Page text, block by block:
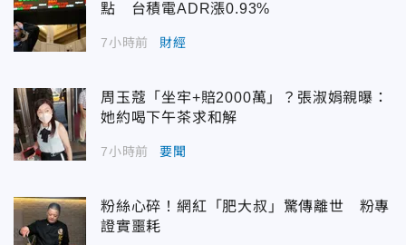
點 台積電ADR漲0.93%
7小時前 財經
周玉蔻「坐牢+賠2000萬」？張淑娟親曝：
她約喝下午茶求和解
7小時前 要聞
粉絲心碎！網紅「肥大叔」驚傳離世 粉專
證實噩耗